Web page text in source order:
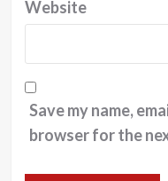
Website
Save my name,
browser for the